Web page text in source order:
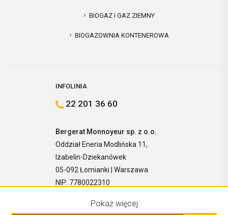
BIOGAZ I GAZ ZIEMNY
BIOGAZOWNIA KONTENEROWA
INFOLINIA
22 201 36 60
Bergerat Monnoyeur sp. z o.o.
Oddział Eneria Modlińska 11,
Izabelin-Dziekanówek
05-092 Łomianki | Warszawa
NIP: 7780022310
Pokaż więcej